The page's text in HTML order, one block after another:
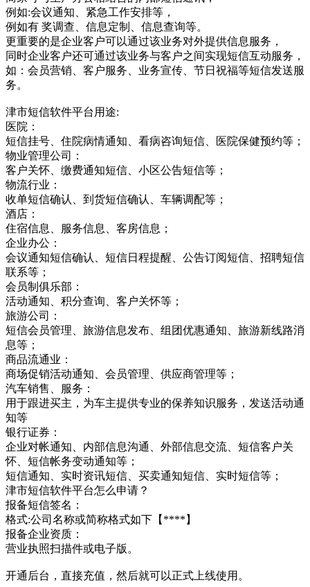
例如:会议通知、紧急工作安排等，
例如有 奖调查、信息定制、信息查询等。
更重要的是企业客户可以通过该业务对外提供信息服务，
同时企业客户还可通过该业务与客户之间实现短信互动服务，
如：会员营销、客户服务、业务宣传、节日祝福等短信发送服
务。
津市短信软件平台用途:
医院：
短信挂号、住院病情通知、看病咨询短信、医院保健预约等；
物业管理公司：
客户关怀、缴费通知短信、小区公告短信等；
物流行业：
收单短信确认、到货短信确认、车辆调配等；
酒店：
住宿信息、服务信息、客房信息；
企业办公：
会议通知短信确认、短信日程提醒、公告订阅短信、招聘短信
联系等；
会员制俱乐部：
活动通知、积分查询、客户关怀等；
旅游公司：
短信会员管理、旅游信息发布、组团优惠通知、旅游新线路消
息等；
商品流通业：
商场促销活动通知、会员管理、供应商管理等；
汽车销售、服务：
用于跟进买主，为车主提供专业的保养知识服务，发送活动通
知等
银行证券：
企业对帐通知、内部信息沟通、外部信息交流、短信客户关
怀、短信帐务变动通知等；
短信通知、实时资讯短信、买卖通知短信、实时短信等；
津市短信软件平台怎么申请？
报备短信签名：
格式:公司名称或简称格式如下【****】
报备企业资质：
营业执照扫描件或电子版。
开通后台，直接充值，然后就可以正式上线使用。